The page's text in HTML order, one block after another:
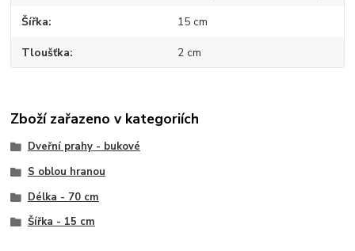
Šířka 15 cm
Tloušťka 2 cm
Zboží zařazeno v kategoriích
Dveřní prahy - bukové
S oblou hranou
Délka - 70 cm
Šířka - 15 cm